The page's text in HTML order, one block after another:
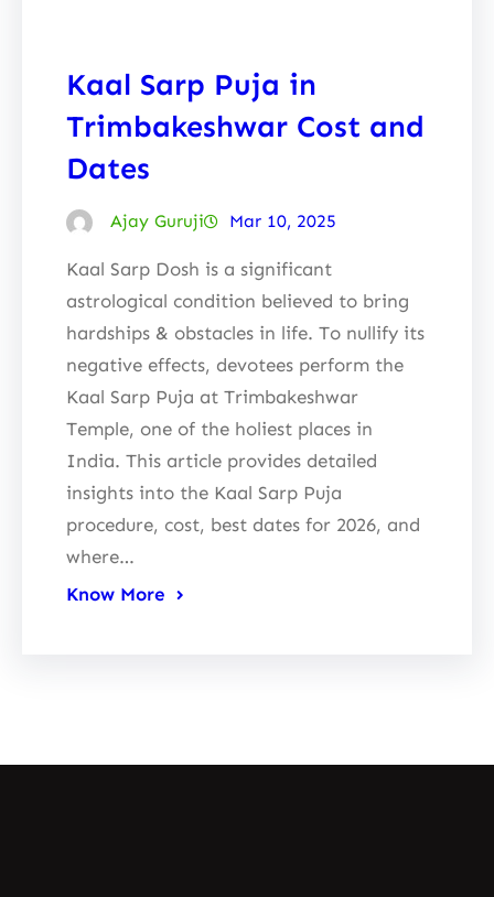
Kaal Sarp Puja in
Trimbakeshwar Cost and
Dates
Ajay Guruji Mar 10, 2025
Kaal Sarp Dosh is a significant
astrological condition believed to bring
hardships & obstacles in life. To nullify its
negative effects, devotees perform the
Kaal Sarp Puja at Trimbakeshwar
Temple, one of the holiest places in
India. This article provides detailed
insights into the Kaal Sarp Puja
procedure, cost, best dates for 2026, and
where…
Know More